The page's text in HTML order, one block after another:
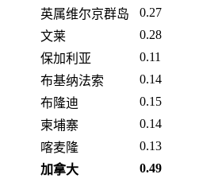
英属维尔京群岛
0.27
文莱
0.28
保加利亚
0.11
布基纳法索
0.14
布隆迪
0.15
柬埔寨
0.14
喀麦隆
0.13
加拿大
0.49